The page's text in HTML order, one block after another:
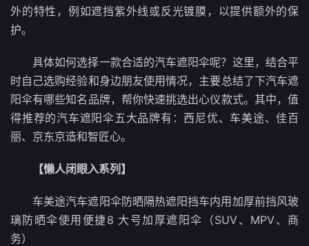
外的特性，例如遮挡紫外线或反光镀膜，以提供额外的保
护。
具体如何选择一款合适的汽车遮阳伞呢？这里，结合平
时自己选购经验和身边朋友使用情况，主要总结了下汽车遮
阳伞有哪些知名品牌，帮你快速挑选出心仪款式。其中，值
得推荐的汽车遮阳伞五大品牌有：西尼优、车美途、佳百
丽、京东京造和智匠心。
【懒人闭眼入系列】
车美途汽车遮阳伞防晒隔热遮阳挡车内用加厚前挡风玻
璃防晒伞使用便捷8 大号加厚遮阳伞（SUV、MPV、商
务）